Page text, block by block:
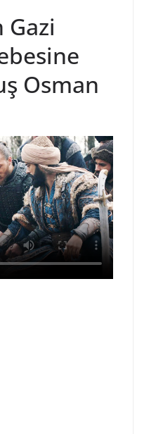
Osman